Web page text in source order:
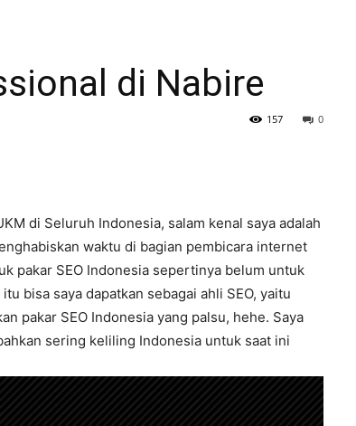
di Nabire
0
157
di Seluruh Indonesia, salam kenal saya adalah
waktu di bagian pembicara internet
pakar SEO Indonesia sepertinya belum untuk
bisa saya dapatkan sebagai ahli SEO, yaitu
pakar SEO Indonesia yang palsu, hehe. Saya
sering keliling Indonesia untuk saat ini